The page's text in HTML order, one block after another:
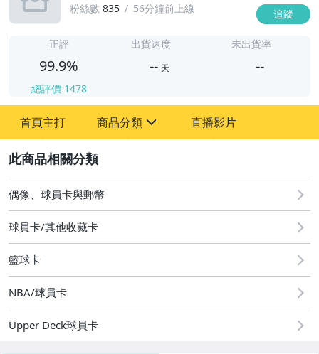
粉絲數 835 56分鐘前上線 追蹤
正評
99.9%
總評價 1478
出貨速度
-- 天
未出貨率
--
首頁主打 商品分類
成人專區
偶像、球員卡與郵幣
直播影片
偶像、球員卡與郵幣
球員卡/其他收藏卡
籃球卡
NBA/球員卡
Upper Deck球員卡